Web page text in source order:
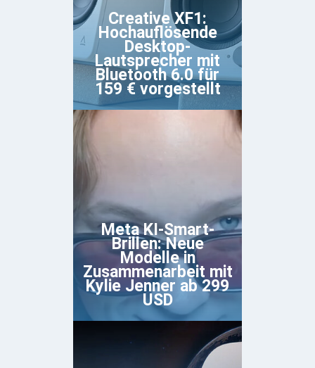
Creative XF1:
Hochauflösende
Desktop-
Lautsprecher mit
Bluetooth 6.0 für
159 € vorgestellt
Meta KI-Smart-
Brillen: Neue
Modelle in
Zusammenarbeit mit
Kylie Jenner ab 299
USD